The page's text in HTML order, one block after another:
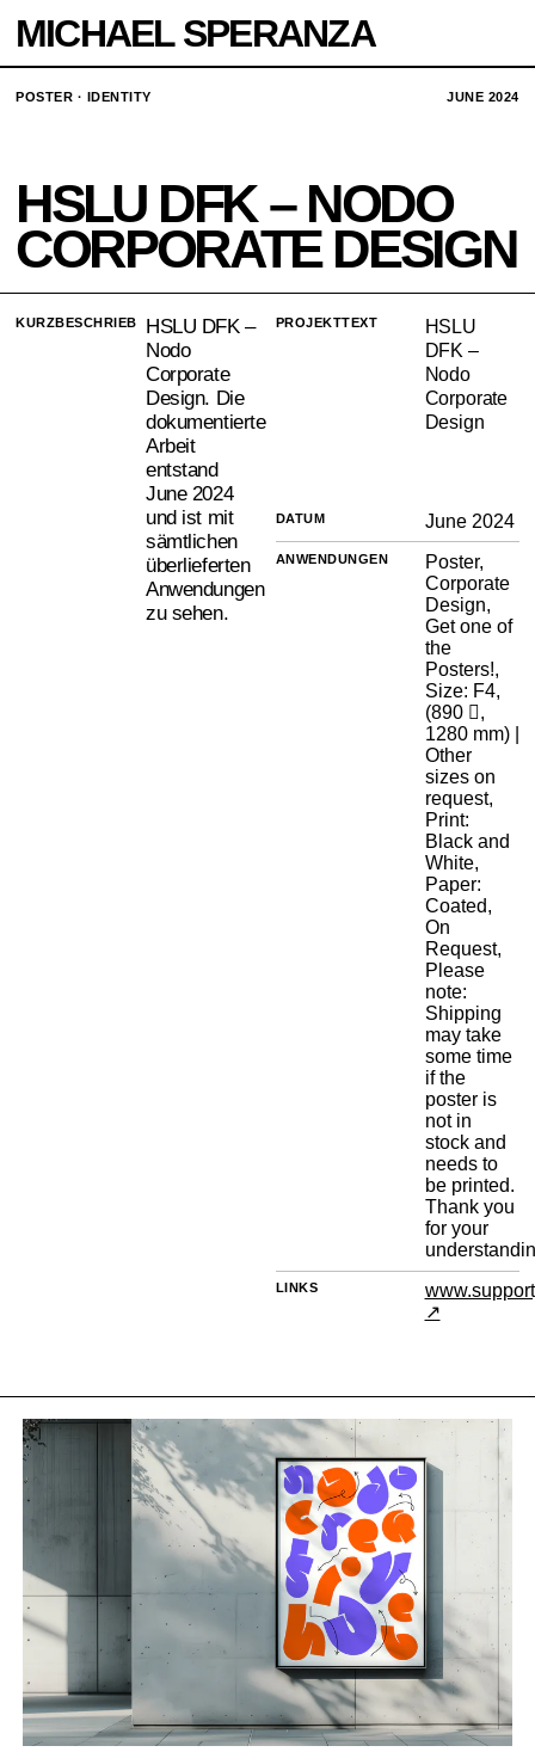
MICHAEL SPERANZA
POSTER · IDENTITY JUNE 2024
HSLU DFK – NODO
CORPORATE DESIGN
KURZBESCHRIEB
HSLU DFK –
Nodo
Corporate
Design. Die
dokumentierte
Arbeit
entstand
June 2024
und ist mit
sämtlichen
überlieferten
Anwendungen
zu sehen.
PROJEKTTEXT
HSLU
DFK –
Nodo
Corporate
Design
DATUM June 2024
ANWENDUNGEN
Poster,
Corporate
Design,
Get one of
the
Posters!,
Size: F4,
(890 ︎,
1280 mm) |
Other
sizes on
request,
Print:
Black and
White,
Paper:
Coated,
On
Request,
Please
note:
Shipping
may take
some time
if the
poster is
not in
stock and
needs to
be printed.
Thank you
for your
LINKS
↗